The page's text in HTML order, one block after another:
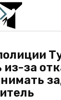
из-за